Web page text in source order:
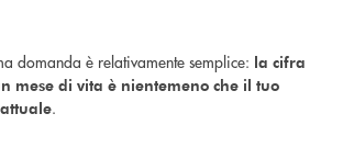
domanda è relativamente semplice: la cifra
mese di vita è nientemeno che il tuo
.